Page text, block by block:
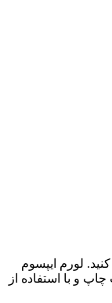
لورم ایپسوم
و با استفاده از